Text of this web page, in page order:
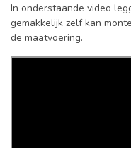
In onderstaande video
gemakkelijk zelf kan
de maatvoering.